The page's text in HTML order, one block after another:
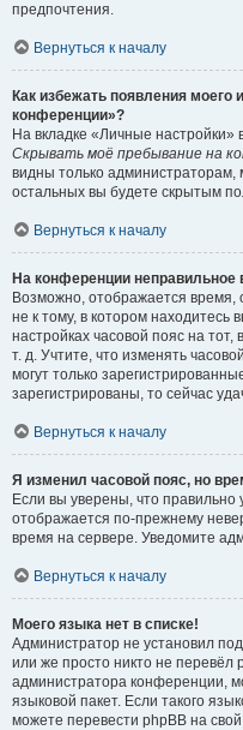
предпочтения.
Вернуться к началу
Как избежать появления моего
конференции»?
На вкладке «Личные
Скрывать моё пребывание на
видны только
остальных вы будете скрытым
Вернуться к началу
На конференции неправильное
Возможно, отображается время,
не к тому, в котором находитесь
настройках часовой пояс на
т. д. Учтите, что изменять
могут только
зарегистрированы, то сейчас
Вернуться к началу
Я изменил часовой пояс, но
Если вы уверены, что правильно
отображается по-прежнему
время на сервере. Уведомите
Вернуться к началу
Моего языка нет в списке!
Администратор не установил
или же просто никто не перевёл
администратора конференции,
языковой пакет. Если такого
можете перевести phpBB на